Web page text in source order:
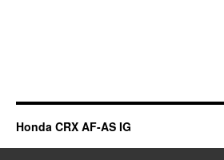
Honda CRX AF-AS IG